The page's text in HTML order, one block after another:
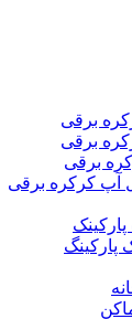
برقی
برقی
برقی
آپ کرکره برقی